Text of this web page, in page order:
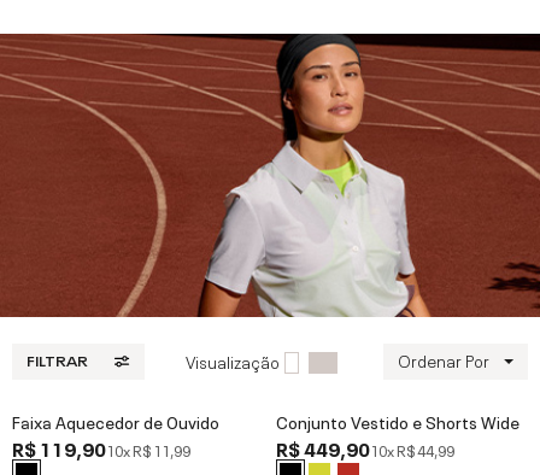
FILTRAR Visualização Ordenar Por
Faixa Aquecedor de Ouvido
R$ 119,9010xR$ 11,99
Conjunto Vestido e Shorts Wide
R$ 449,9010xR$ 44,99